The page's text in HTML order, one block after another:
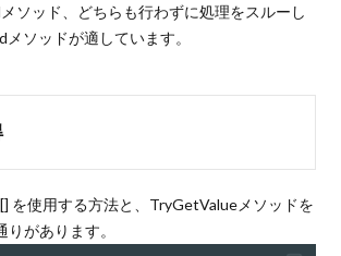
ソッド、どちらも行わずに処理をスルーし
ソッドが適しています。
を使用する方法と、TryGetValueメソッドを
があります。